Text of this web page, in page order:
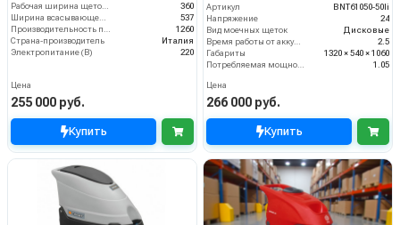
360
537
1260
Страна-производитель
Италия
Электропитание (В)
220
Цена
255 000 руб.
Купить
Артикул
BNT61050-50li
Напряжение
24
Вид моечных щеток
Дисковые
Время работы от аккумуляторов (ч)
2.5
Габариты
1320 × 540 × 1060
1.05
Цена
266 000 руб.
Купить